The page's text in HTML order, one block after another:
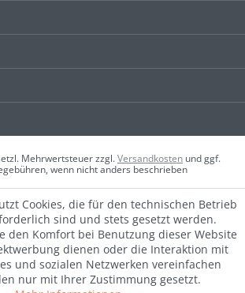
Mehrwertsteuer zzgl.Versandkosten und ggf.
wenn nicht anders beschrieben
Cookies, die für den technischen Betrieb
sind und stets gesetzt werden.
den Komfort bei Benutzung dieser Website
dienen oder die Interaktion mit
und sozialen Netzwerken vereinfachen
nur mit Ihrer Zustimmung gesetzt.